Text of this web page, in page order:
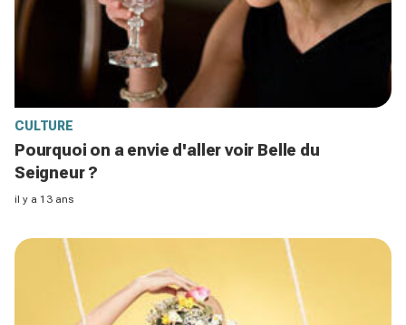
CULTURE
Pourquoi on a envie d'aller voir Belle du
Seigneur ?
il y a 13 ans